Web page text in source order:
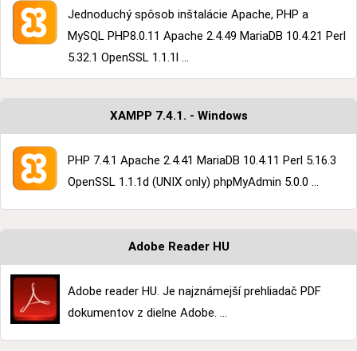
Jednoduchý spôsob inštalácie Apache, PHP a
MySQL PHP8.0.11 Apache 2.4.49 MariaDB 10.4.21 Perl
5.32.1 OpenSSL 1.1.1l ...
XAMPP 7.4.1. - Windows
PHP 7.4.1 Apache 2.4.41 MariaDB 10.4.11 Perl 5.16.3
OpenSSL 1.1.1d (UNIX only) phpMyAdmin 5.0.0 ...
Adobe Reader HU
Adobe reader HU. Je najznámejší prehliadač PDF
dokumentov z dielne Adobe. ...